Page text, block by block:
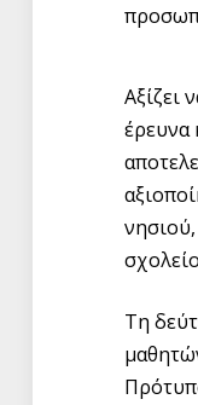
Αξίζει
έρευνα
Τη